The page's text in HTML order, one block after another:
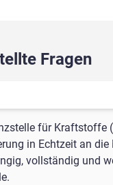
Fragen
für
in Echtzeit an die
vollständig und